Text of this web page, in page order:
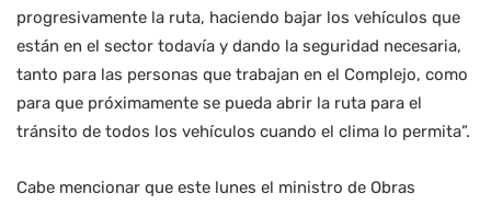
progresivamente la ruta, haciendo bajar los vehículos que
están en el sector todavía y dando la seguridad necesaria,
tanto para las personas que trabajan en el Complejo, como
para que próximamente se pueda abrir la ruta para el
tránsito de todos los vehículos cuando el clima lo permita”.
Cabe mencionar que este lunes el ministro de Obras